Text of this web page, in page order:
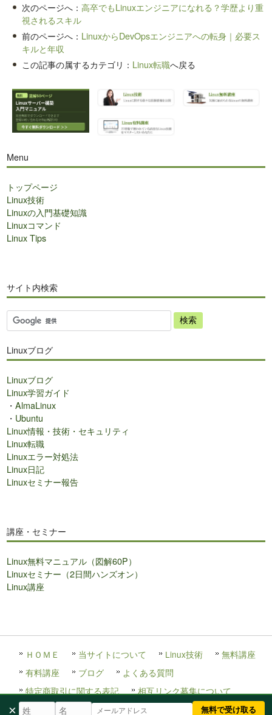
× 無料で受け取る
次のページへ：高卒でもLinuxエンジニアになれる？学歴より重
視されるスキル
前のページへ： LinuxからDevOpsエンジニアへの転身｜必要ス
キルと年収
この記事の属するカテゴリ： Linux転職へ戻る
Menu
トップページ
Linux技術
Linuxの入門基礎知識
Linuxコマンド
Linux Tips
サイト内検索
サ
イ
内
索
Linuxブログ
Linuxブログ
Linux学習ガイド
・AlmaLinux
・ Ubuntu
Linux情報・技術・セキュリティ
Linux転職
Linuxエラー対処法
Linux日記
Linuxセミナー報告
講座・セミナー
Linux無料マニュアル（図解60P）
Linuxセミナー（2日間ハンズオン）
Linux講座
ＨＯＭＥ 当サイトについて Linux技術
無料講座
有料講座
ブログ
よくある質問
特定商取引に関する表記
相互リンク募集について